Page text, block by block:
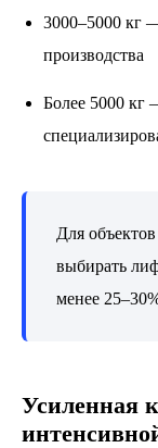
3000–5000 кг
производства
Более 5000 кг
Для
выбирать
менее
Усиленная